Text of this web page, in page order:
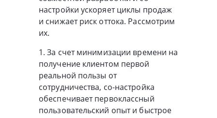
настройки ускоряет циклы продаж
и снижает риск оттока. Рассмотрим
их.
1. За счет минимизации времени на
получение клиентом первой
реальной пользы от
сотрудничества, со-настройка
обеспечивает первоклассный
пользовательский опыт и быстрое